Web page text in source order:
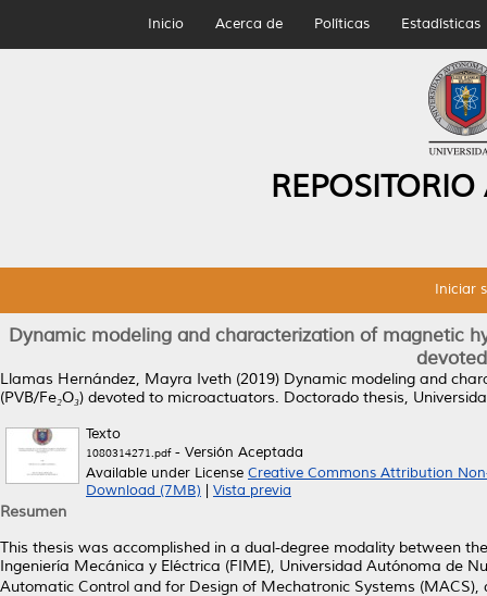
Inicio Acerca de Políticas Estadísticas
Iniciar
Dynamic modeling and characterization of magnetic
Llamas Hernández, Mayra Iveth (2019) Dynamic modeling and
(PVB/Fe₂O₃) devoted to microactuators. Doctorado thesis,
Texto
1080314271.pdf- Versión Aceptada
Available under License Creative Commons Attribution
Download (7MB)
Vista previa
Resumen
This thesis was accomplished in a dual-degree modality between
Ingeniería Mecánica y Eléctrica (FIME), Universidad Autónoma de
Automatic Control and for Design of Mechatronic Systems